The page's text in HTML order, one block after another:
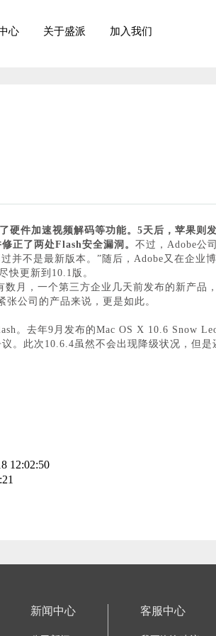
心 关于盛派 加入我们
件加速视频解码等功能。5天后，苹果则
正了两处Flash安全漏洞。 不过，Adobe公
并不是最新版本。”随后，Adobe又在企业
快更新到10.1版。
月，一个第三方企业几天前发布的新产品
公司的产品来说，更是如此。
。去年9月发布的Mac OS X 10.6 Snow
。此次10.6.4虽然不会出现降级状况，但
12:02:50
新闻中心 客服中心